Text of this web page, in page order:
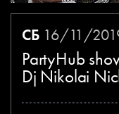
СБ 16/11/
PartyHub
Dj Nikolai